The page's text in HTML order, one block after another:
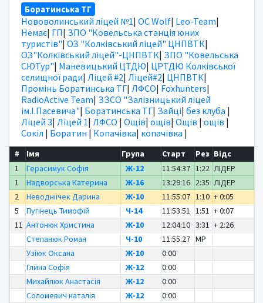
Боратинська ТГ
Нововолинський ліцей №1| OC Wolf| Leo-Team|
Немає| ГП| ЗПО "Ковельська станція юних
туристів"| ОЗ "Колківський ліцей" ЦНПВТК|
ОЗ"Колківський ліцей"-ЦНПВТК| ЗПО "Ковельська
СЮТур"| Маневицький ЦТДЮ| ЦРТДЮ Колківської
селищної ради| Ліцей #2| Ліцей#2| ЦНПВТК|
Промінь Боратинська ТГ| ЛФСО| Foxhunters|
RadioActive Team| ЗЗСО "Залізницький ліцей
ім.І.Пасевича"| Боратинська ТГ| Зайці| без клуба |
Ліцей 3| Ліцей 1| ЛФСО | Ощів| ощів| Ощів | ощів |
Сокіл | Боратин | Копачівка| копачівка |
# Імя Група Старт Рез Відс
1
Герасимук Софія Ж-12 11:54:37 1:22 ЛІДЕР
1
Надворська Катерина Ж-16 13:29:16 2:35 ЛІДЕР
2
Неводніічек Дарина Ж-10 11:55:07 1:10 + 0:05
5
Пугінець Тимофій Ч-14 11:53:51 1:51 + 0:07
11 Антонюк Христина Ж-10 12:04:10 3:31 + 2:26
Степанюк Роман
Ч-10 11:55:27 MP
Узіюк Оксана
Ж-10
0:00
Глина Софія
Ж-12
0:00
Михайлюк Анастасія
Ж-12
0:00
Соломевич наталія
Ж-12
0:00